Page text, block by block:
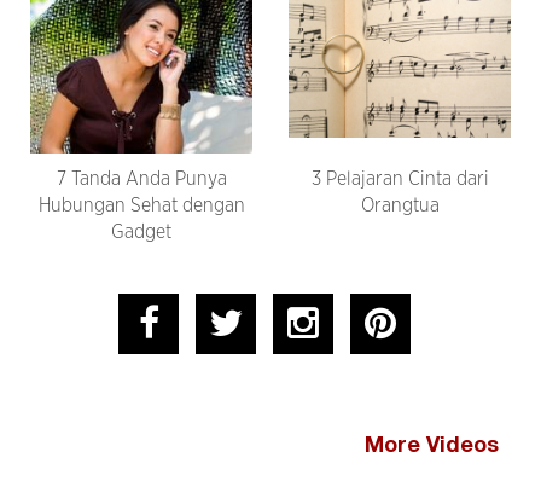
7 Tanda Anda Punya
Hubungan Sehat dengan
Gadget
3 Pelajaran Cinta dari
Orangtua
More Videos